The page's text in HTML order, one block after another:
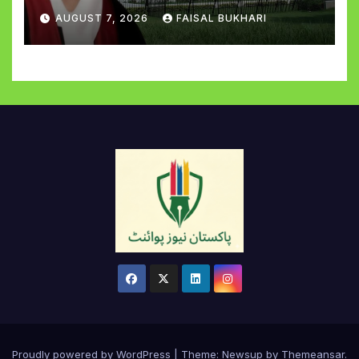
AUGUST 7, 2026 FAISAL BUKHARI
Proudly powered by WordPress Theme: Newsup by Themeansar.